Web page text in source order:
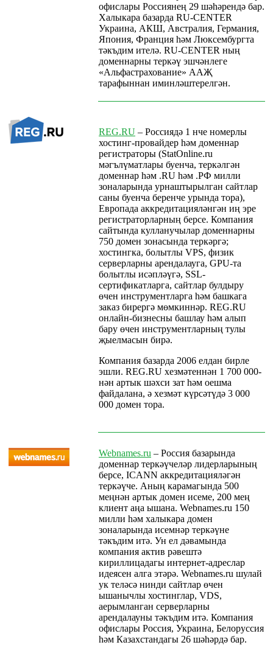
офислары Россиянең 29 шәһәрендә бар.
Халыкара базарда RU-CENTER
Украина, АКШ, Австралия, Германия,
Япония, Франция һәм Люксембургта
тәкъдим ителә. RU-CENTER ның
доменнарны теркәү эшчәнлеге
«Альфастрахование» ААҖ
тарафыннан иминләштерелгән.
REG.RU – Россиядә 1 нче номерлы
хостинг-провайдер һәм доменнар
регистраторы (StatOnline.ru
мәгълүматлары буенча, теркәлгән
доменнар һәм .RU һәм .РФ милли
зоналарында урнаштырылган сайтлар
саны буенча беренче урында тора),
Европада аккредитацияләнгән иң эре
регистраторларның берсе. Компания
сайтында кулланучылар доменнарны
750 домен зонасында теркәргә;
хостингка, болытлы VPS, физик
серверларны арендалауга, GPU-та
болытлы исәпләүгә, SSL-
сертификатларга, сайтлар булдыру
өчен инструментларга һәм башкага
заказ бирергә мөмкиннәр. REG.RU
онлайн-бизнесны башлау һәм алып
бару өчен инструментларның тулы
җыелмасын бирә.
Компания базарда 2006 елдан бирле
эшли. REG.RU хезмәтеннән 1 700 000-
нән артык шәхси зат һәм оешма
файдалана, ә хезмәт күрсәтүдә 3 000
000 домен тора.
Webnames.ru – Россия базарында
доменнар теркәүчеләр лидерларының
берсе, ICANN аккредитацияләгән
теркәүче. Аның карамагында 500
меңнән артык домен исеме, 200 мең
клиент аңа ышана. Webnames.ru 150
милли һәм халыкара домен
зоналарында исемнәр теркәүне
тәкъдим итә. Ун ел дәвамында
компания актив рәвештә
кириллицадагы интернет-адреслар
идеясен алга этәрә. Webnames.ru шулай
ук теләсә нинди сайтлар өчен
ышанычлы хостинглар, VDS,
аерымланган серверларны
арендалауны тәкъдим итә. Компания
офислары Россия, Украина, Белоруссия
һәм Казахстандагы 26 шәһәрдә бар.